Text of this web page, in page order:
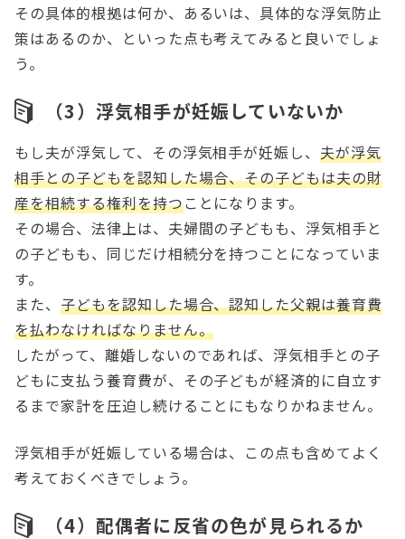
その具体的根拠は何か、あるいは、具体的な浮気防止
策はあるのか、といった点も考えてみると良いでしょ
う。
（3）浮気相手が妊娠していないか
もし夫が浮気して、その浮気相手が妊娠し、夫が浮気
相手との子どもを認知した場合、その子どもは夫の財
産を相続する権利を持つことになります。
その場合、法律上は、夫婦間の子どもも、浮気相手と
の子どもも、同じだけ相続分を持つことになっていま
す。
また、 子どもを認知した場合、認知した父親は養育費
を払わなければなりません。
したがって、離婚しないのであれば、浮気相手との子
どもに支払う養育費が、その子どもが経済的に自立す
るまで家計を圧迫し続けることにもなりかねません。
浮気相手が妊娠している場合は、この点も含めてよく
考えておくべきでしょう。
（4）配偶者に反省の色が見られるか